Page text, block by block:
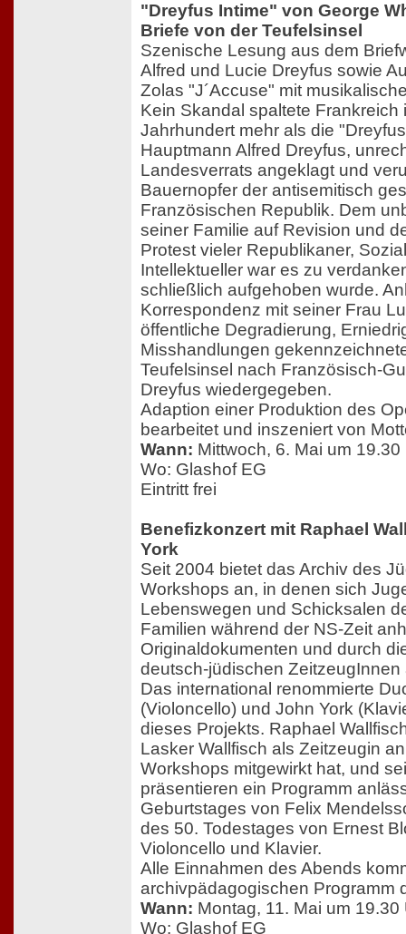
"Dreyfus Intime" von George
Briefe von der Teufelsinsel
Szenische Lesung aus dem
Alfred und Lucie Dreyfus sowie
Zolas "J´Accuse" mit
Kein Skandal spaltete
Jahrhundert mehr als die
Hauptmann Alfred Dreyfus,
Landesverrats angeklagt und
Bauernopfer der antisemitisch
Französischen Republik. Dem
seiner Familie auf Revision und
Protest vieler Republikaner,
Intellektueller war es zu
schließlich aufgehoben wurde.
Korrespondenz mit seiner Frau
öffentliche Degradierung,
Misshandlungen
Teufelsinsel nach Französisch-
Dreyfus wiedergegeben.
Adaption einer Produktion des
bearbeitet und inszeniert von
Wann: Mittwoch, 6. Mai um 19.30
Wo: Glashof EG
Eintritt frei
Benefizkonzert mit Raphael
York
Seit 2004 bietet das Archiv des
Workshops an, in denen sich
Lebenswegen und Schicksalen
Familien während der NS-Zeit
Originaldokumenten und durch
deutsch-jüdischen
Das international renommierte
(Violoncello) und John York
dieses Projekts. Raphael
Lasker Wallfisch als Zeitzeugin
Workshops mitgewirkt hat, und
präsentieren ein Programm
Geburtstages von Felix
des 50. Todestages von Ernest
Violoncello und Klavier.
Alle Einnahmen des Abends
archivpädagogischen Programm
Wann: Montag, 11. Mai um 19.30
Wo: Glashof EG